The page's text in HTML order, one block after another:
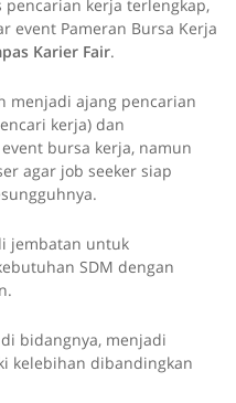
pencarian kerja terlengkap,
event Pameran Bursa Kerja
Karier Fair.
menjadi ajang pencarian
kerja) dan
bursa kerja, namun
agar job seeker siap
jembatan untuk
SDM dengan
bidangnya, menjadi
kelebihan dibandingkan